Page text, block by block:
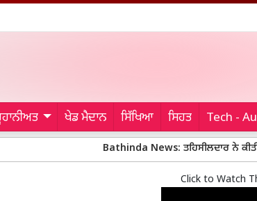
ਖੇਡ ਮੈਦਾਨ ਸਿੱਖਿਆ ਸਿਹਤ Tech -
Bathinda News: ਤਹਿਸੀਲਦਾਰ ਨੇ ਕੀਤੀ ਸਿਆਸੀ
Click to Watch